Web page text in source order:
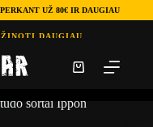
UŽ 80€ IR DAUGIAU
DAUGIAU
šortai Ippon